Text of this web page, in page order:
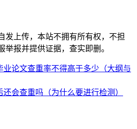
发上传，本站不拥有所有权，不担
举报并提供证据，查实即删。
业论文查重率不得高于多少（大纲与
还会查重吗（为什么要进行检测）